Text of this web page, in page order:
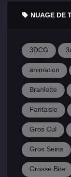
NUAGE DE
3DCG
animation
Branlette
Fantaisie
Gros Cul
Gros Seins
Grosse Bite